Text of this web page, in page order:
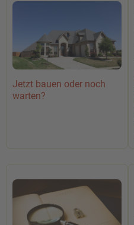
Jetzt bauen oder noch
warten?